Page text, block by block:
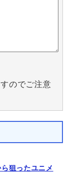
のでご注意
狙ったユニメ